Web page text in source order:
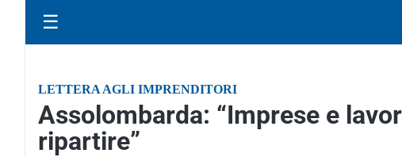
☰
LETTERA AGLI IMPRENDITORI
Assolombarda: “Imprese e
ripartire”